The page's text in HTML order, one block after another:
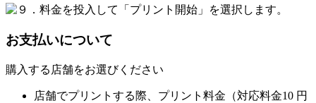
お支払いについて
購入する店舗をお選びください
店舗でプリントする際、プリント料金（対応料金10 円